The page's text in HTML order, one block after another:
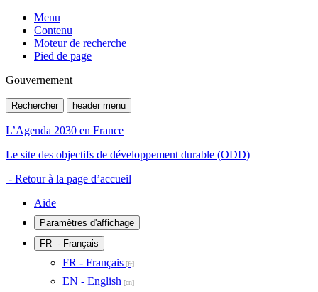
Menu
Contenu
Moteur de recherche
Pied de page
Gouvernement
Rechercher header menu
L’Agenda 2030 en France
Le site des objectifs de développement durable (ODD)
- Retour à la page d’accueil
Aide
Paramètres d'affichage
FR - Français
FR - Français
EN - English